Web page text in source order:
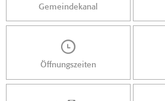
Gemeindekanal
Öffnungszeiten